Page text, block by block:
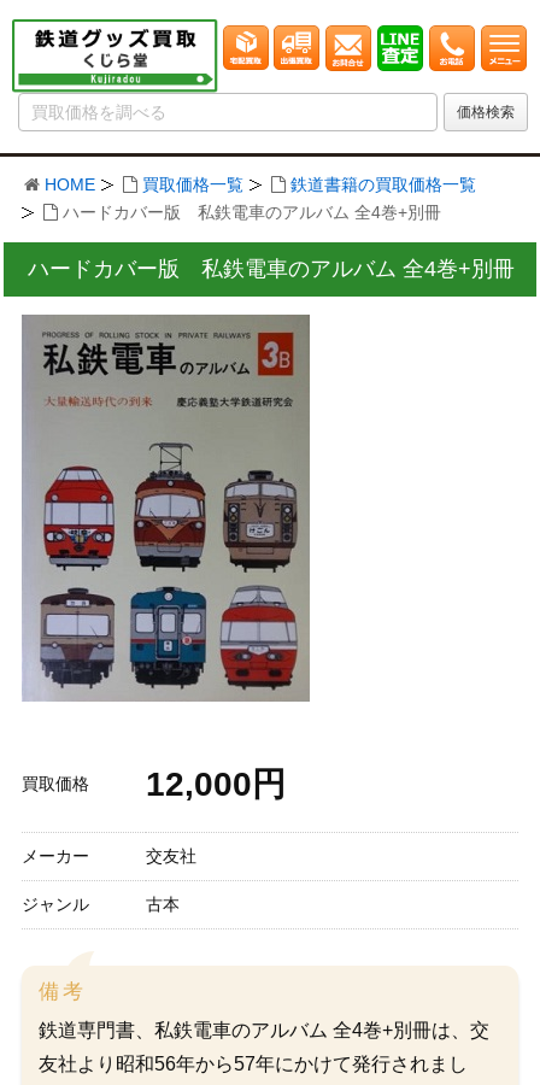
HOME 買取価格一覧
鉄道書籍の買取価格一覧
ハードカバー版 私鉄電車のアルバム 全4巻+別冊
ハードカバー版 私鉄電車のアルバム 全4巻+別冊
買取価格 12,000円
メーカー 交友社
ジャンル 古本
備考
鉄道専門書、私鉄電車のアルバム 全4巻+別冊は、交
友社より昭和56年から57年にかけて発行されまし